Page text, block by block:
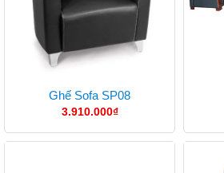
Ghế Sofa SP08
3.910.000₫